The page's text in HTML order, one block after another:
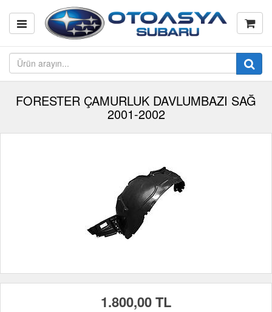
FORESTER ÇAMURLUK DAVLUMBAZI SAĞ
2001-2002
1.800,00 TL